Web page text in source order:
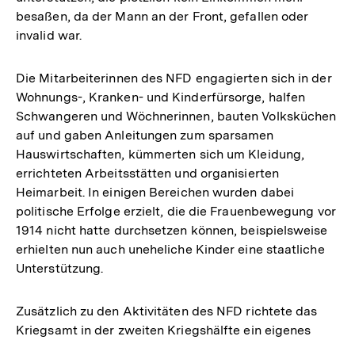
besaßen, da der Mann an der Front, gefallen oder
invalid war.
Die Mitarbeiterinnen des NFD engagierten sich in der
Wohnungs-, Kranken- und Kinderfürsorge, halfen
Schwangeren und Wöchnerinnen, bauten Volksküchen
auf und gaben Anleitungen zum sparsamen
Hauswirtschaften, kümmerten sich um Kleidung,
errichteten Arbeitsstätten und organisierten
Heimarbeit. In einigen Bereichen wurden dabei
politische Erfolge erzielt, die die Frauenbewegung vor
1914 nicht hatte durchsetzen können, beispielsweise
erhielten nun auch uneheliche Kinder eine staatliche
Unterstützung.
Zusätzlich zu den Aktivitäten des NFD richtete das
Kriegsamt in der zweiten Kriegshälfte ein eigenes